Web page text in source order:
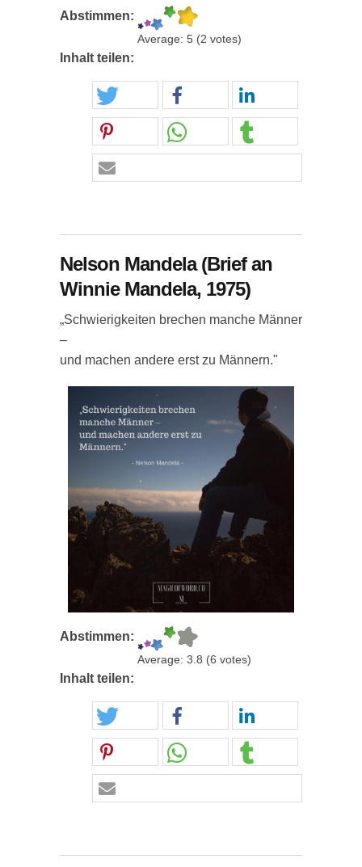
Abstimmen:
Average: 5 (2 votes)
Inhalt teilen:
Nelson Mandela (Brief an
Winnie Mandela, 1975)
„Schwierigkeiten brechen manche Männer
–
und machen andere erst zu Männern."
Abstimmen:
Average: 3.8 (6 votes)
Inhalt teilen: